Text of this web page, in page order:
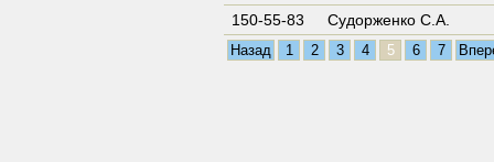
150-55-83
Судорженко С.А.
Назад 1 2 3 4 5 6 7